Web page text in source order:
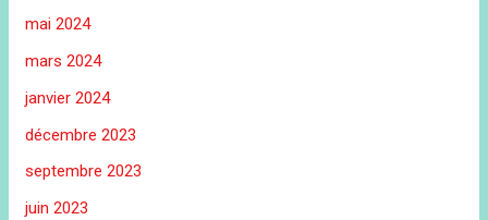
mai 2024
mars 2024
janvier 2024
décembre 2023
septembre 2023
juin 2023